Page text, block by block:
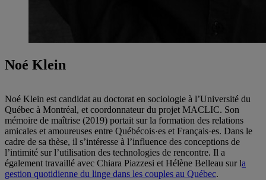
Noé Klein
Noé Klein est candidat au doctorat en sociologie à l’Université du
Québec à Montréal, et coordonnateur du projet MACLIC. Son
mémoire de maîtrise (2019) portait sur la formation des relations
amicales et amoureuses entre Québécois·es et Français·es. Dans le
cadre de sa thèse, il s’intéresse à l’influence des conceptions de
l’intimité sur l’utilisation des technologies de rencontre. Il a
également travaillé avec Chiara Piazzesi et Hélène Belleau sur la
gestion quotidienne du linge dans les couples au Québec.